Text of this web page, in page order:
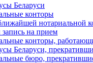
Беларуси
конторы
нотариальной
на прием
конторы,
Беларуси,
бюро,